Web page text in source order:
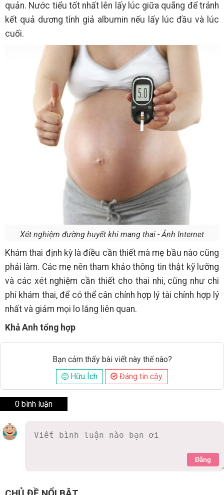
quản. Nước tiểu tốt nhất lên lấy lúc giữa quãng để tránh
kết quả dương tính giả albumin nếu lấy lúc đầu và lúc
cuối.
Xét nghiệm đường huyết khi mang thai - Ảnh Internet
Khám thai định kỳ là điều cần thiết mà mẹ bầu nào cũng
phải làm. Các mẹ nên tham khảo thông tin thật kỹ lưỡng
và các xét nghiệm cần thiết cho thai nhi, cũng như chi
phí khám thai, để có thể cân chỉnh hợp lý tài chính hợp lý
nhất và giảm mọi lo lắng liên quan.
Khả Anh tổng hợp
Bạn cảm thấy bài viết này thế nào?
Hữu Ích
Đáng tin cậy
0 bình luận
Đăng